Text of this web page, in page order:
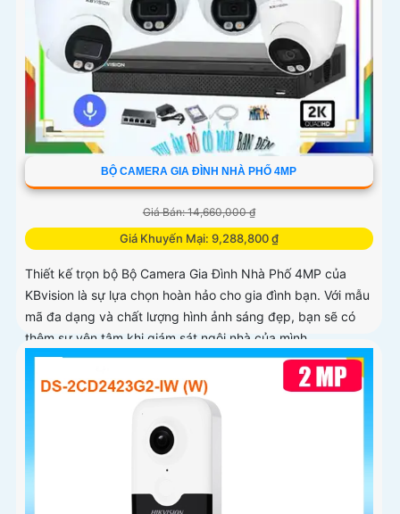
BỘ CAMERA GIA ĐÌNH NHÀ PHỐ 4MP
Giá Bán: 14,660,000 ₫
Giá Khuyến Mại: 9,288,800 ₫
Thiết kế trọn bộ Bộ Camera Gia Đình Nhà Phố 4MP của
KBvision là sự lựa chọn hoàn hảo cho gia đình bạn. Với mẫu
mã đa dạng và chất lượng hình ảnh sáng đẹp, bạn sẽ có
thêm sự yên tâm khi giám sát ngôi nhà của mình